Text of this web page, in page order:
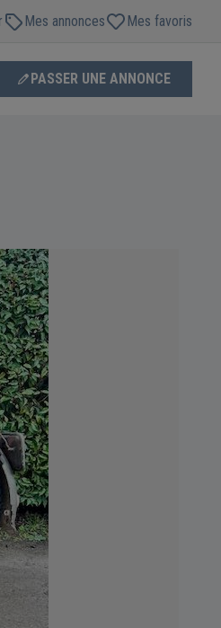
Mes annonces Mes favoris
PASSER UNE ANNONCE